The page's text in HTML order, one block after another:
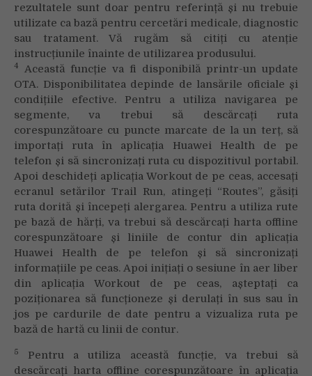
rezultatele sunt doar pentru referință și nu trebuie
utilizate ca bază pentru cercetări medicale, diagnostic
sau tratament. Vă rugăm să citiți cu atenție
instrucțiunile înainte de utilizarea produsului.
4
Această funcție va fi disponibilă printr-un update
OTA. Disponibilitatea depinde de lansările oficiale și
condițiile efective. Pentru a utiliza navigarea pe
segmente, va trebui să descărcați ruta
corespunzătoare cu puncte marcate de la un terț, să
importați ruta în aplicația Huawei Health de pe
telefon și să sincronizați ruta cu dispozitivul portabil.
Apoi deschideți aplicația Workout de pe ceas, accesați
ecranul setărilor Trail Run, atingeți “Routes”, găsiți
ruta dorită și începeți alergarea. Pentru a utiliza rute
pe bază de hărți, va trebui să descărcați harta offline
corespunzătoare și liniile de contur din aplicația
Huawei Health de pe telefon și să sincronizați
informațiile pe ceas. Apoi inițiați o sesiune în aer liber
din aplicația Workout de pe ceas, așteptați ca
poziționarea să funcționeze și derulați în sus sau în
jos pe cardurile de date pentru a vizualiza ruta pe
bază de hartă cu linii de contur.
5
Pentru a utiliza această funcție, va trebui să
descărcați harta offline corespunzătoare în aplicația